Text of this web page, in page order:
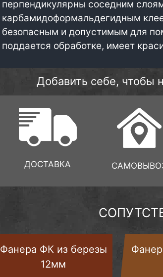
перпендикулярны соседним
карбамидоформальдегидным
безопасным и допустимым для
поддается обработке, имеет
Добавить себе, чтобы
ДОСТАВКА
Фанера ФК из березы
12мм